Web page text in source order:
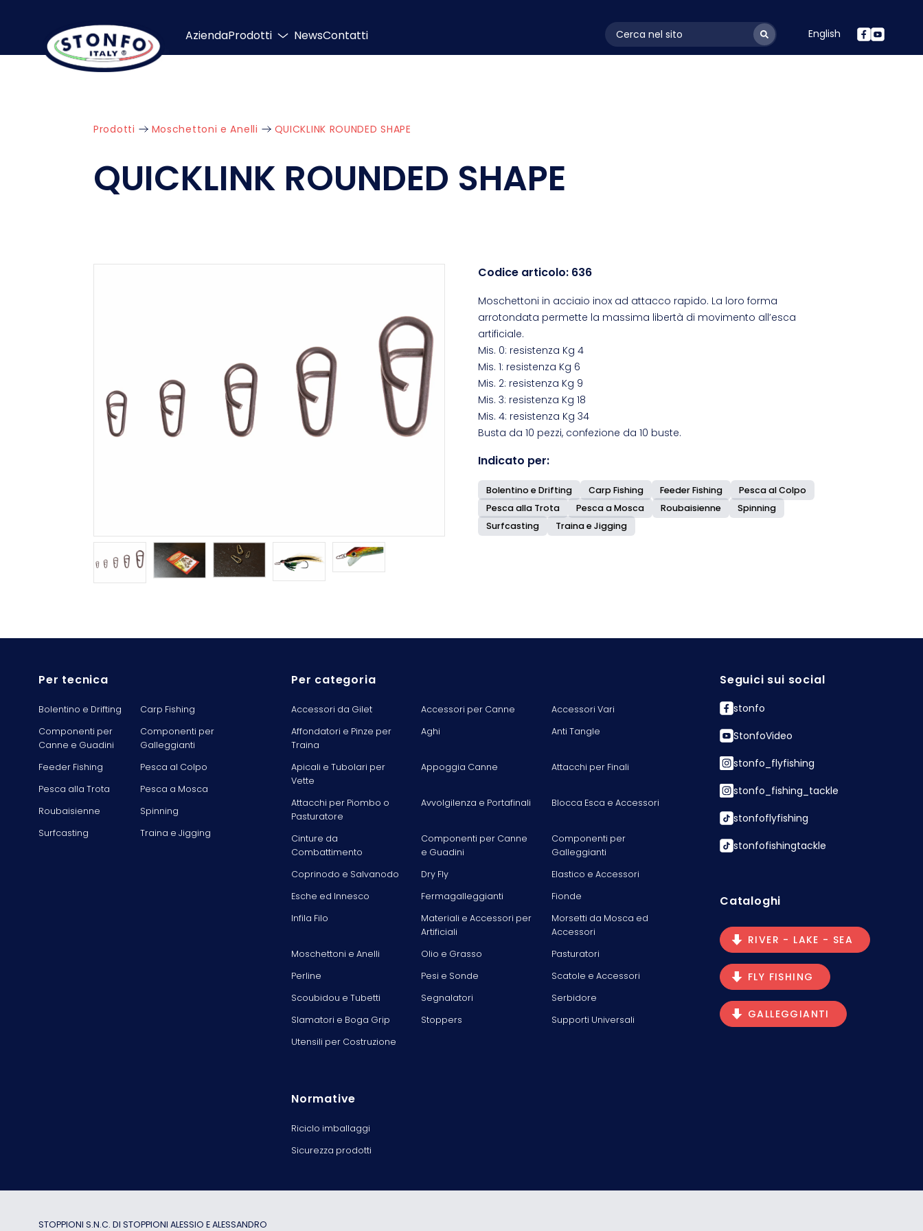
AziendaProdotti NewsContatti layoutSearchLabel English
Prodotti Moschettoni e Anelli QUICKLINK ROUNDED SHAPE
QUICKLINK ROUNDED SHAPE
Codice articolo: 636
Moschettoni in acciaio inox ad attacco rapido. La loro forma
arrotondata permette la massima libertà di movimento all’esca
artificiale.
Mis. 0: resistenza Kg 4
Mis. 1: resistenza Kg 6
Mis. 2: resistenza Kg 9
Mis. 3: resistenza Kg 18
Mis. 4: resistenza Kg 34
Busta da 10 pezzi, confezione da 10 buste.
Indicato per:
Bolentino e Drifting Carp Fishing Feeder Fishing
Pesca al Colpo
Pesca alla Trota
Pesca a Mosca Roubaisienne
Spinning
Surfcasting
Traina e Jigging
Per tecnica
Bolentino e Drifting
Carp Fishing
Componenti per
Canne e Guadini
Componenti per
Galleggianti
Feeder Fishing
Pesca al Colpo
Pesca alla Trota
Pesca a Mosca
Roubaisienne
Spinning
Surfcasting
Traina e Jigging
Per categoria
Accessori da Gilet Accessori per Canne
Accessori Vari
Affondatori e Pinze per
Traina
Aghi Anti Tangle
Apicali e Tubolari per
Vette
Appoggia Canne Attacchi per Finali
Attacchi per Piombo o
Pasturatore
Avvolgilenza e Portafinali Blocca Esca e Accessori
Cinture da
Combattimento
Componenti per Canne
e Guadini
Componenti per
Galleggianti
Coprinodo e Salvanodo
Dry Fly
Elastico e Accessori
Esche ed Innesco
Fermagalleggianti
Fionde
Infila Filo
Materiali e Accessori per
Artificiali
Morsetti da Mosca ed
Accessori
Moschettoni e Anelli
Olio e Grasso
Pasturatori
Perline
Pesi e Sonde
Scatole e Accessori
Scoubidou e Tubetti
Segnalatori
Serbidore
Slamatori e Boga Grip
Stoppers
Supporti Universali
Utensili per Costruzione
Normative
Riciclo imballaggi
Sicurezza prodotti
Seguici sui social
stonfo
StonfoVideo
stonfo_flyfishing
stonfo_fishing_tackle
stonfoflyfishing
stonfofishingtackle
Cataloghi
RIVER - LAKE - SEA
FLY FISHING
GALLEGGIANTI
STOPPIONI S.N.C. DI STOPPIONI ALESSIO E ALESSANDRO